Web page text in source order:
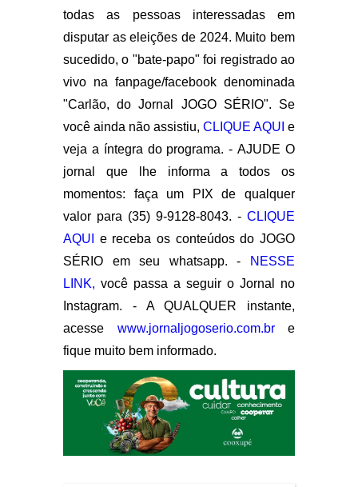
todas as pessoas interessadas em
disputar as eleições de 2024. Muito bem
sucedido, o "bate-papo" foi registrado ao
vivo na fanpage/facebook denominada
"Carlão, do Jornal JOGO SÉRIO". Se
você ainda não assistiu, CLIQUE AQUI e
veja a íntegra do programa. - AJUDE O
jornal que lhe informa a todos os
momentos: faça um PIX de qualquer
valor para (35) 9-9128-8043. - CLIQUE
AQUI
e receba os conteúdos do JOGO
SÉRIO em seu whatsapp. -
NESSE
LINK, você passa a seguir o Jornal no
Instagram. - A QUALQUER instante,
acesse www.jornaljogoserio.com.bre
fique muito bem informado.